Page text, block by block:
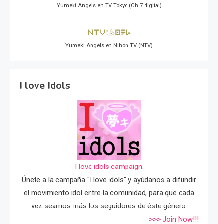
Yumeki Angels en TV Tokyo (Ch 7 digital)
Yumeki Angels en Nihon TV (NTV)
I love Idols
I love idols campaign.
Únete a la campaña "I love idols" y ayúdanos a difundir
el movimiento idol entre la comunidad, para que cada
vez seamos más los seguidores de éste género.
>>> Join Now!!!